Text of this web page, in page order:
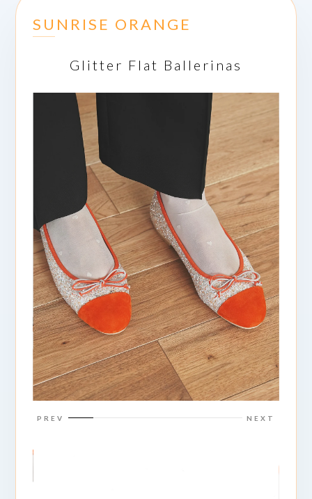
SUNRISE ORANGE
Glitter Flat Ballerinas
PREV NEXT